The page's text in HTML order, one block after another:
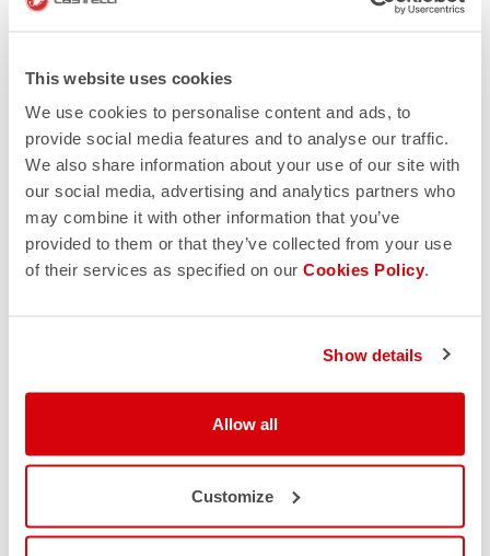
This website uses cookies
We use cookies to personalise content and ads, to
provide social media features and to analyse our traffic.
We also share information about your use of our site with
our social media, advertising and analytics partners who
may combine it with other information that you’ve
provided to them or that they’ve collected from your use
of their services as specified on our Cookies Policy.
Show details
Allow all
Customize